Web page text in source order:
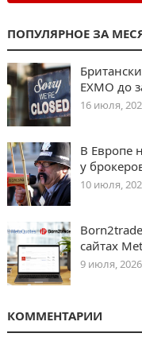
ПОПУЛЯРНОЕ ЗА
EXMO до
16 июля,
В Европе
у
10 июля,
сайтах
9 июля, 2026
КОММЕНТАРИИ